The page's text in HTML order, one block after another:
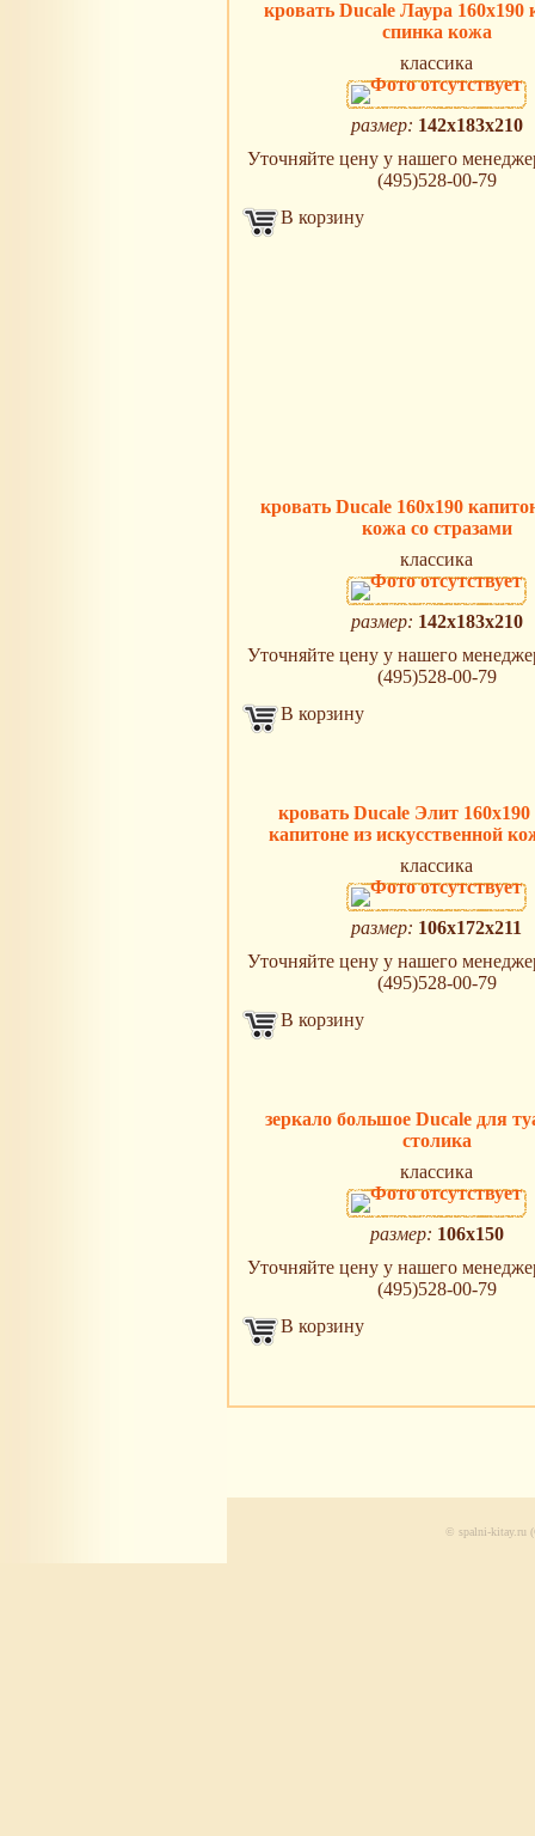
кровать Ducale Лаура 160х190
спинка кожа
классика
размер: 142х183х210
Уточняйте цену у нашего
(495)528-00-79
В корзину
кровать Ducale 160х190
кожа со стразами
классика
размер: 142х183х210
Уточняйте цену у нашего
(495)528-00-79
В корзину
кровать Ducale Элит 160х190
капитоне из искусственной
классика
размер: 106х172х211
Уточняйте цену у нашего
(495)528-00-79
В корзину
зеркало большое Ducale для
столика
классика
размер: 106х150
Уточняйте цену у нашего
(495)528-00-79
В корзину
© spalni-kitay.ru